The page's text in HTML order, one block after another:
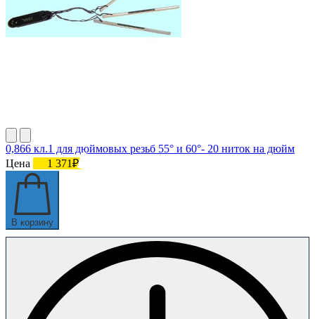
0,866 кл.1 для дюймовых резьб 55° и 60°- 20 ниток на дюйм
Цена
1 371₽
В корзину